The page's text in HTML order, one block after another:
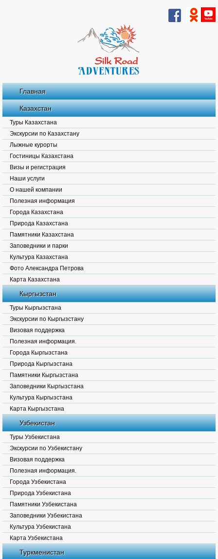
Главная
Казахстан
Туры Казахстана
Экскурсии по Казахстану
Лыжные курорты
Гостиницы Казахстана
Визы и регистрация
Наши услуги
О нашей компании
Полезная информация
Города Казахстана
Природа Казахстана
Памятники Казахстана
Заповедники и парки
Культура Казахстана
Фото Александра Петрова
Карта Казахстана
Кыргызстан
Туры Кыргызстана
Экскурсии по Кыргызстану
Визовая поддержка
Полезная информация.
Города Кыргызстана
Природа Кыргызстана
Памятники Кыргызстана
Заповедники Кыргызстана
Культура Кыргызстана
Карта Кыргызстана
Узбекистан
Туры Узбекистана
Экскурсии по Узбекистану
Визовая поддержка
Полезная информация.
Города Узбекистана
Природа Узбекистана
Памятники Узбекистана
Заповедники Узбекистана
Культура Узбекистана
Карта Узбекистана
Туркменистан